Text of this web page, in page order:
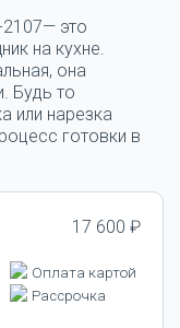
2107— это
на кухне.
она
Будь то
или нарезка
готовки в
17 600 ₽
Оплата картой
Рассрочка